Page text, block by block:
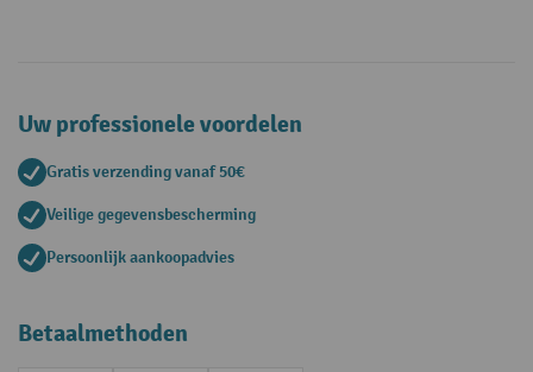
Uw professionele voordelen
Gratis verzending vanaf 50€
Veilige gegevensbescherming
Persoonlijk aankoopadvies
Betaalmethoden